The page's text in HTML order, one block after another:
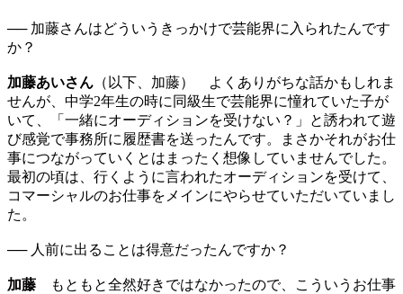
── 加藤さんはどういうきっかけで芸能界に入られたんです
か？
加藤あいさん （以下、加藤） よくありがちな話かもしれま
せんが、中学2年生の時に同級生で芸能界に憧れていた子が
いて、「一緒にオーディションを受けない？」と誘われて遊
び感覚で事務所に履歴書を送ったんです。まさかそれがお仕
事につながっていくとはまったく想像していませんでした。
最初の頃は、行くように言われたオーディションを受けて、
コマーシャルのお仕事をメインにやらせていただいていまし
た。
── 人前に出ることは得意だったんですか？
加藤 もともと全然好きではなかったので、こういうお仕事